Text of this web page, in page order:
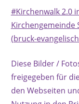
#Kirchenwalk 2.0
Kirchengemeinde
(bruck-
Diese Bilder /
freigegeben für
den Webseiten